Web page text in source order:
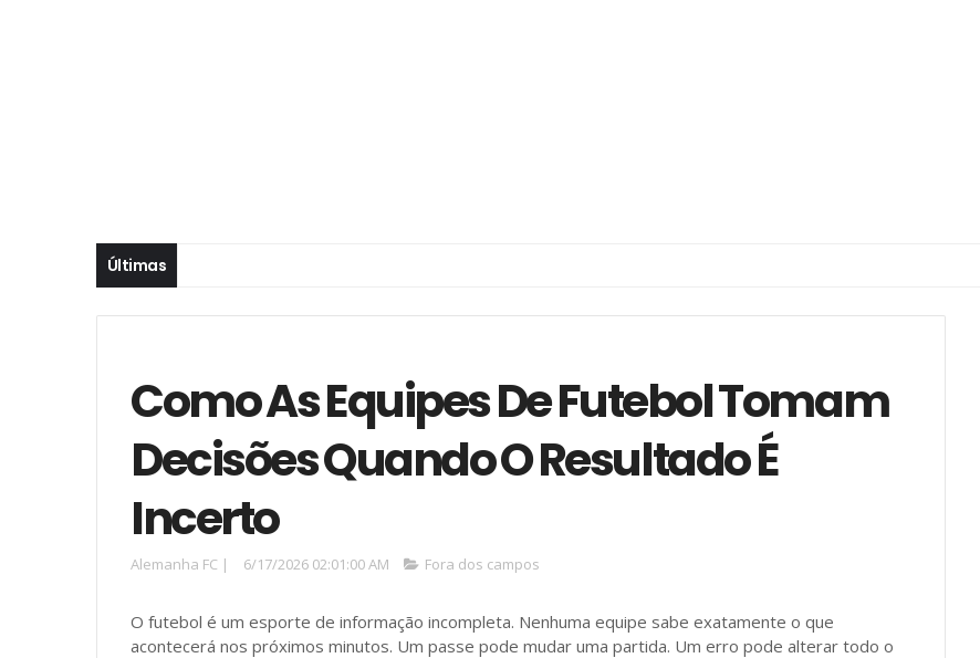
Últimas
Como As Equipes De Futebol Tomam
Decisões Quando O Resultado É
Incerto
Alemanha FC | 6/17/2026 02:01:00 AM Fora dos campos
O futebol é um esporte de informação incompleta. Nenhuma equipe sabe exatamente o que
acontecerá nos próximos minutos. Um passe pode mudar uma partida. Um erro pode alterar todo o